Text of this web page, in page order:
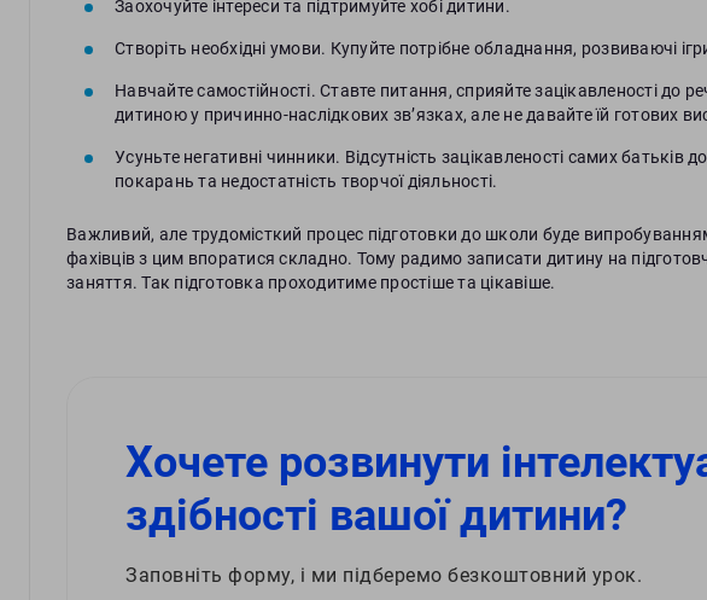
Заохочуйте інтереси та підтримуйте хобі дитини.
Створіть необхідні умови. Купуйте потрібне обладнання, розвиваючі
Навчайте самостійності. Ставте питання, сприяйте зацікавленості до
дитиною у причинно-наслідкових зв’язках, але не давайте їй готових
Усуньте негативні чинники. Відсутність зацікавленості самих батьків
покарань та недостатність творчої діяльності.
Важливий, але трудомісткий процес підготовки до школи буде випробуванням
фахівців з цим впоратися складно. Тому радимо записати дитину на
заняття. Так підготовка проходитиме простіше та цікавіше.
Хочете розвинути
здібності вашої дитини?
Заповніть форму, і ми підберемо безкоштовний урок.